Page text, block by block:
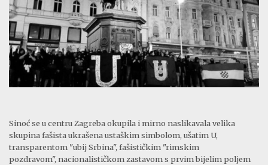
Sinoć se u centru Zagreba okupila i mirno naslikavala velika
skupina fašista ukrašena ustaškim simbolom, ušatim U,
transparentom "ubij Srbina", fašističkim "rimskim
pozdravom", nacionalističkom zastavom s prvim bijelim poljem